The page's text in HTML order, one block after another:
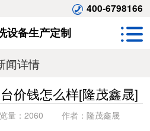
400-6798166
设备生产定制
闻详情
价钱怎么样[隆茂鑫晟]
量： 2060 作者： 隆茂鑫晟